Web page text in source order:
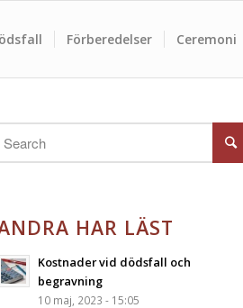
Förberedelser Ceremoni
HAR LÄST
Kostnader vid dödsfall och
begravning
10 maj, 2023 - 15:05